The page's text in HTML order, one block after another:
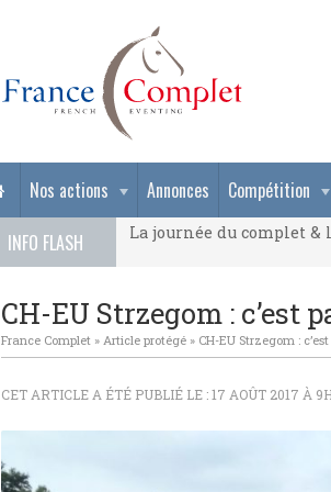
Nos actions Annonces Compétition
INFO FLASH
La journée du complet
La journée du complet
CH-EU Strzegom : c’est
France Complet » Article protégé » CH-EU Strzegom :
CET ARTICLE A ÉTÉ PUBLIÉ LE : 17 AOÛT 2017 À